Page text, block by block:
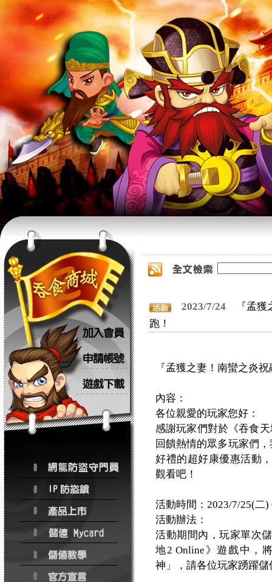
2023/7/24
『孟
跑！
『孟獲之妻！南蠻之炎
內容：
各位親愛的玩家您好：
感謝玩家們對於《吞食
回饋熱情的眾多玩家們
好禮的超好康優惠活動
觀看吧！
活動時間：2023/7/25(二
活動辦法：
活動期間內，玩家單次
地2 Online》遊戲中，
神」，請各位玩家踴躍